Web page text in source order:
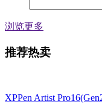
浏览更多
推荐热卖
XPPen Artist